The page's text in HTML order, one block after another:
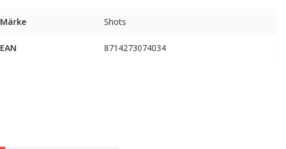
Märke Shots
EAN 8714273074034